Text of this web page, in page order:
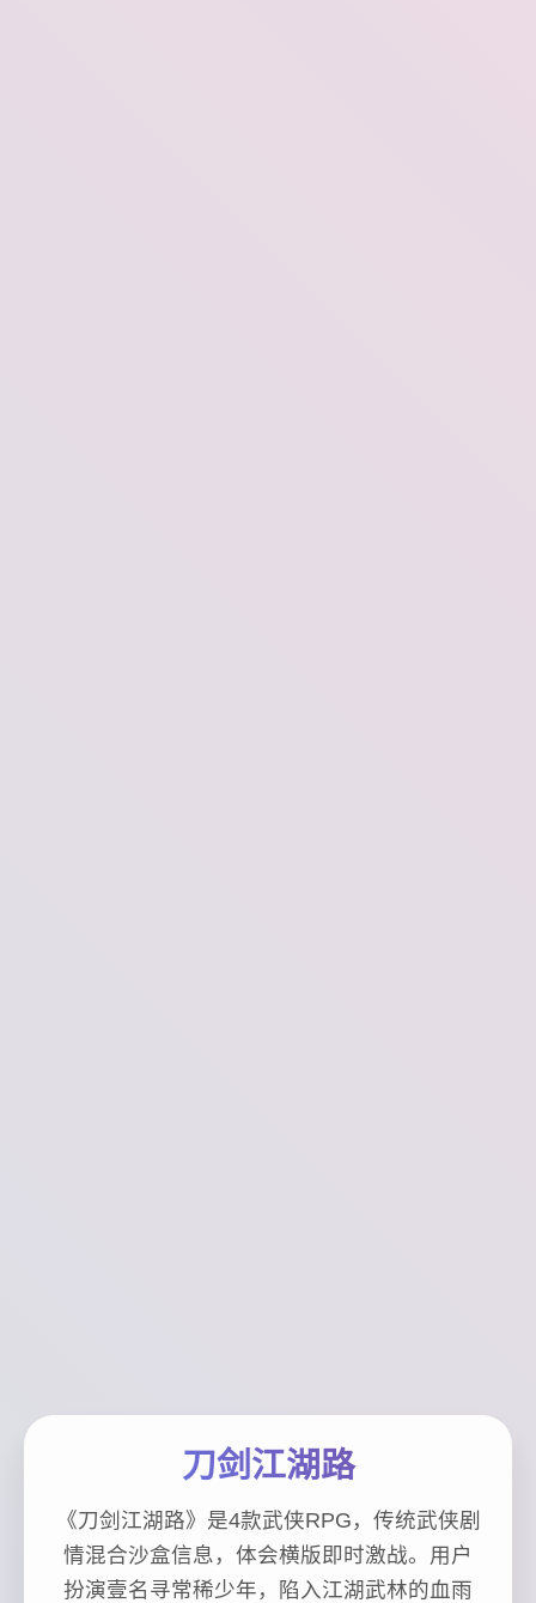
刀剑江湖路
《刀剑江湖路》是4款武侠RPG，传统武侠剧
情混合沙盒信息，体会横版即时激战。用户
扮演壹名寻常稀少年，陷入江湖武林的血雨